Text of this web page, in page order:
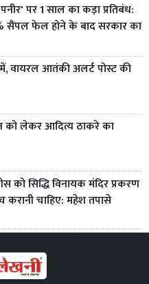
पनीर' पर 1 साल का कड़ा प्रतिबंध:
सैंपल फेल होने के बाद सरकार का
वायरल आतंकी अलर्ट पोस्ट की
को लेकर आदित्य ठाकरे का
को सिद्धि विनायक मंदिर प्रकरण
चाहिए: महेश तपासे